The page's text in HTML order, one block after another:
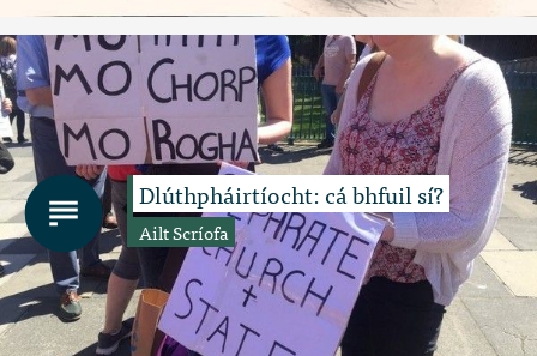
Dlúthpháirtíocht: cá bhfuil sí?
Ailt Scríofa